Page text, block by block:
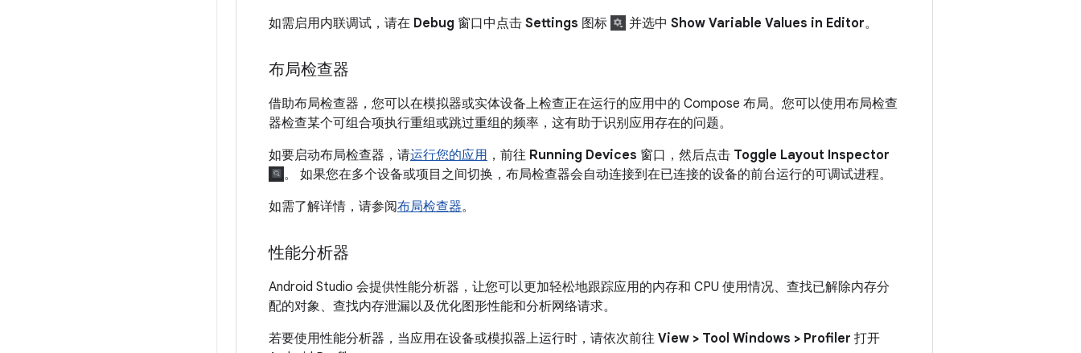
如需启用内联调试，请在 Debug 窗口中点击 Settings 图标 并选中 Show Variable Values in Editor。
布局检查器
借助布局检查器，您可以在模拟器或实体设备上检查正在运行的应用中的 Compose 布局。您可以使用布局检查
器检查某个可组合项执行重组或跳过重组的频率，这有助于识别应用存在的问题。
如要启动布局检查器，请运行您的应用 ，前往 Running Devices 窗口，然后点击 Toggle Layout Inspector
。 如果您在多个设备或项目之间切换，布局检查器会自动连接到在已连接的设备的前台运行的可调试进程。
如需了解详情，请参阅布局检查器。
性能分析器
Android Studio 会提供性能分析器，让您可以更加轻松地跟踪应用的内存和 CPU 使用情况、查找已解除内存分
配的对象、查找内存泄漏以及优化图形性能和分析网络请求。
若要使用性能分析器，当应用在设备或模拟器上运行时，请依次前往 View > Tool Windows > Profiler 打开